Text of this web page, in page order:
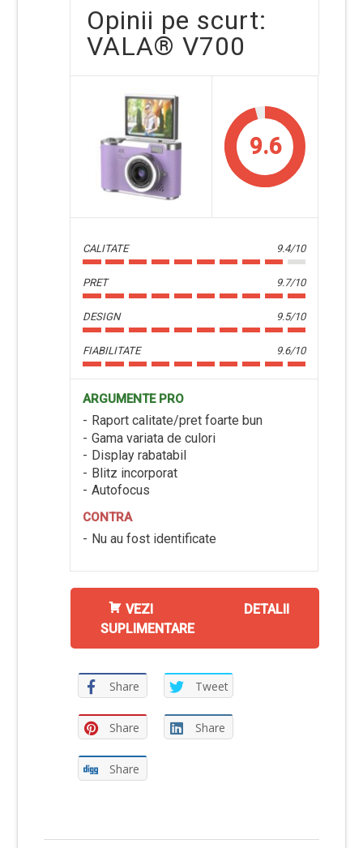
Opinii pe scurt:
VALA® V700
9.6
CALITATE 9.4/10
PRET 9.7/10
DESIGN 9.5/10
FIABILITATE 9.6/10
ARGUMENTE PRO
Raport calitate/pret foarte bun
Gama variata de culori
Display rabatabil
Blitz incorporat
Autofocus
CONTRA
Nu au fost identificate
VEZI DETALII
SUPLIMENTARE
Share Tweet
Share Share
Share